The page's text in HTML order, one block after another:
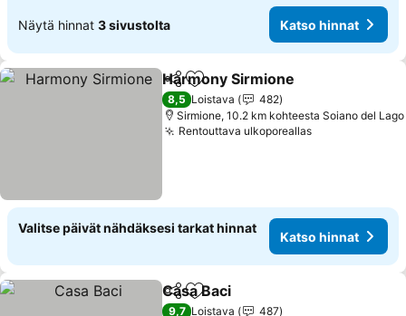
Näytä hinnat 3 sivustolta Katso hinnat
Jaa Lisää suosikkeihin
Harmony Sirmione
8,5 Loistava
482
Sirmione, 10.2 km kohteesta Soiano del Lago
Rentouttava ulkoporeallasKatso hinnat
Valitse päivät nähdäksesi tarkat hinnat
Katso hinnat
Jaa Lisää suosikkeihin
Casa Baci
9,7 Loistava
487